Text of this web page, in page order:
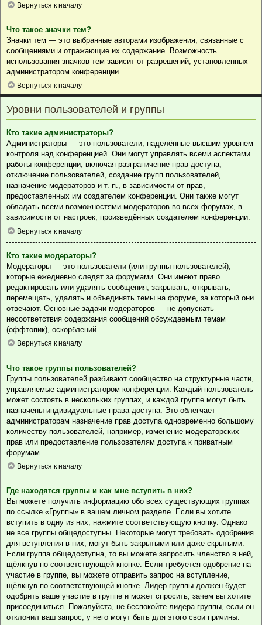
Вернуться к началу
Что такое значки тем?
Значки тем — это выбранные авторами изображения, связанные с
сообщениями и отражающие их содержание. Возможность
использования значков тем зависит от разрешений, установленных
администратором конференции.
Вернуться к началу
Уровни пользователей и группы
Кто такие администраторы?
Администраторы — это пользователи, наделённые высшим уровнем
контроля над конференцией. Они могут управлять всеми аспектами
работы конференции, включая разграничение прав доступа,
отключение пользователей, создание групп пользователей,
назначение модераторов и т. п., в зависимости от прав,
предоставленных им создателем конференции. Они также могут
обладать всеми возможностями модераторов во всех форумах, в
зависимости от настроек, произведённых создателем конференции.
Вернуться к началу
Кто такие модераторы?
Модераторы — это пользователи (или группы пользователей),
которые ежедневно следят за форумами. Они имеют право
редактировать или удалять сообщения, закрывать, открывать,
перемещать, удалять и объединять темы на форуме, за который они
отвечают. Основные задачи модераторов — не допускать
несоответствия содержания сообщений обсуждаемым темам
(оффтопик), оскорблений.
Вернуться к началу
Что такое группы пользователей?
Группы пользователей разбивают сообщество на структурные части,
управляемые администратором конференции. Каждый пользователь
может состоять в нескольких группах, и каждой группе могут быть
назначены индивидуальные права доступа. Это облегчает
администраторам назначение прав доступа одновременно большому
количеству пользователей, например, изменение модераторских
прав или предоставление пользователям доступа к приватным
форумам.
Вернуться к началу
Где находятся группы и как мне вступить в них?
Вы можете получить информацию обо всех существующих группах
по ссылке «Группы» в вашем личном разделе. Если вы хотите
вступить в одну из них, нажмите соответствующую кнопку. Однако
не все группы общедоступны. Некоторые могут требовать одобрения
для вступления в них, могут быть закрытыми или даже скрытыми.
Если группа общедоступна, то вы можете запросить членство в ней,
щёлкнув по соответствующей кнопке. Если требуется одобрение на
участие в группе, вы можете отправить запрос на вступление,
щёлкнув по соответствующей кнопке. Лидер группы должен будет
одобрить ваше участие в группе и может спросить, зачем вы хотите
присоединиться. Пожалуйста, не беспокойте лидера группы, если он
отклонил ваш запрос; у него могут быть для этого свои причины.